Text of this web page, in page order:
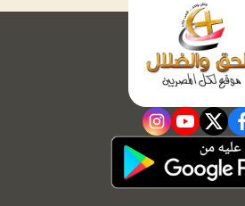
facebook
twitter
youtube
instagram